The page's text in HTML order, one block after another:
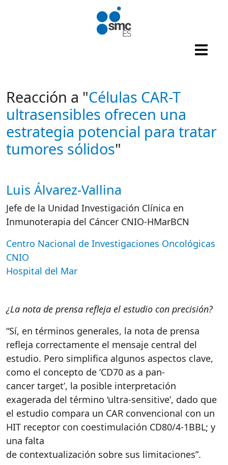
Pasar al contenido principal
Reacción a "Células CAR-T
ultrasensibles ofrecen una
estrategia potencial para tratar
tumores sólidos"
Autor/es reacciones
Luis Álvarez-Vallina
Jefe de la Unidad Investigación Clínica en
Inmunoterapia del Cáncer CNIO-HMarBCN
Centro Nacional de Investigaciones Oncológicas
CNIO
Hospital del Mar
¿La nota de prensa refleja el estudio con precisión?
“Sí, en términos generales, la nota de prensa
refleja correctamente el mensaje central del
estudio. Pero simplifica algunos aspectos clave,
como el concepto de ‘CD70 as a pan-
cancer target’, la posible interpretación
exagerada del término ‘ultra-sensitive’, dado que
el estudio compara un CAR convencional con un
HIT receptor con coestimulación CD80/4-1BBL; y
una falta
de contextualización sobre sus limitaciones”.